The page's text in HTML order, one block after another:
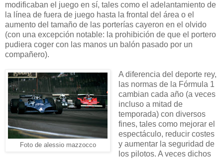
modificaban el juego en sí, tales como el adelantamiento de
la línea de fuera de juego hasta la frontal del área o el
aumento del tamaño de las porterías cayeron en el olvido
(con una excepción notable: la prohibición de que el portero
pudiera coger con las manos un balón pasado por un
compañero).
Foto de alessio mazzocco
A diferencia del deporte rey,
las normas de la Fórmula 1
cambian cada año (a veces
incluso a mitad de
temporada) con diversos
fines, tales como mejorar el
espectáculo, reducir costes
y aumentar la seguridad de
los pilotos. A veces dichos